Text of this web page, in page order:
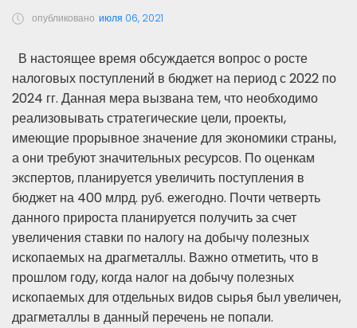
опубликовано июля 06, 2021
В настоящее время обсуждается вопрос о росте
налоговых поступлений в бюджет на период с 2022 по
2024 гг. Данная мера вызвана тем, что необходимо
реализовывать стратегические цели, проекты,
имеющие прорывное значение для экономики страны,
а они требуют значительных ресурсов. По оценкам
экспертов, планируется увеличить поступления в
бюджет на 400 млрд. руб. ежегодно. Почти четверть
данного прироста планируется получить за счет
увеличения ставки по налогу на добычу полезных
ископаемых на драгметаллы. Важно отметить, что в
прошлом году, когда налог на добычу полезных
ископаемых для отдельных видов сырья был увеличен,
драгметаллы в данный перечень не попали.